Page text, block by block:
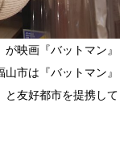
映画『バットマン』
市は『バットマン』
と友好都市を提携して